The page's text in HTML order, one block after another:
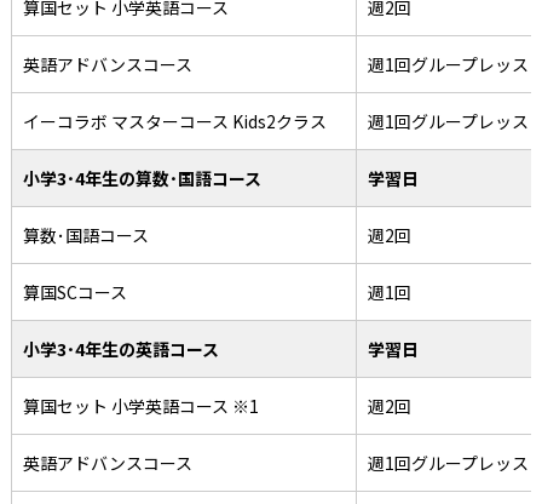
算国セット 小学英語コース 週2回
英語アドバンスコース 週1回グループレッス
イーコラボ マスターコース Kids2クラス 週1回グループレッス
小学3･4年生の算数･国語コース 学習日
算数･国語コース 週2回
算国SCコース 週1回
小学3･4年生の英語コース 学習日
算国セット 小学英語コース ※1 週2回
英語アドバンスコース 週1回グループレッス